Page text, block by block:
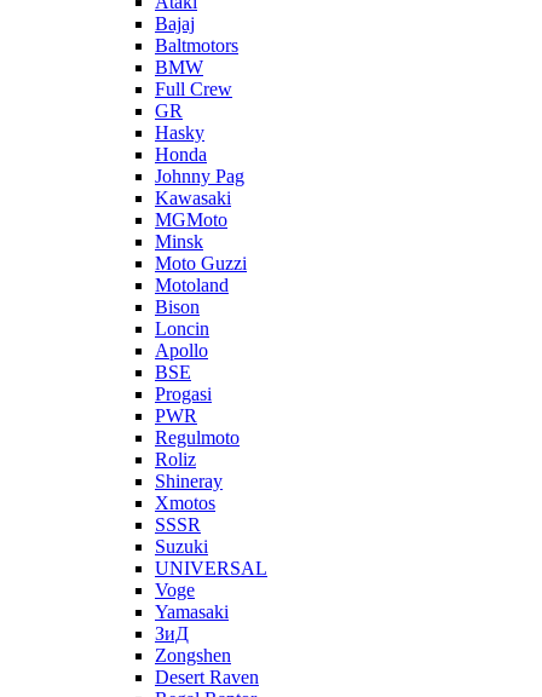
Bajaj
Baltmotors
BMW
Full Crew
GR
Hasky
Honda
Johnny Pag
Kawasaki
MGMoto
Minsk
Moto Guzzi
Motoland
Bison
Loncin
Apollo
BSE
Progasi
PWR
Regulmoto
Roliz
Shineray
Xmotos
SSSR
Suzuki
UNIVERSAL
Voge
Yamasaki
ЗиД
Zongshen
Desert Raven